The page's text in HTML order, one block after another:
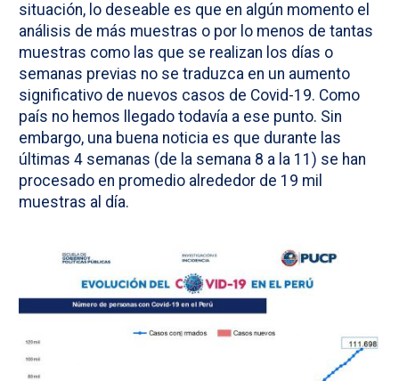
situación, lo deseable es que en algún momento el
análisis de más muestras o por lo menos de tantas
muestras como las que se realizan los días o
semanas previas no se traduzca en un aumento
significativo de nuevos casos de Covid-19. Como
país no hemos llegado todavía a ese punto. Sin
embargo, una buena noticia es que durante las
últimas 4 semanas (de la semana 8 a la 11) se han
procesado en promedio alrededor de 19 mil
muestras al día.